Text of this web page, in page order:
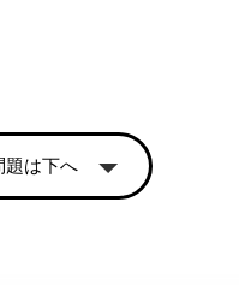
題は下へ